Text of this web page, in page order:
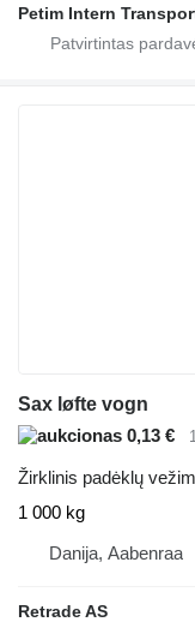
Petim Intern
Sax løfte vogn
0,13 €
Žirklinis padėklų
1 000 kg
Danija, Aabenraa
Retrade AS